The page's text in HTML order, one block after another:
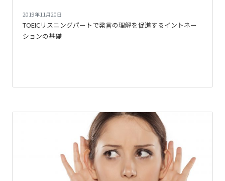
2019年11月20日
TOEICリスニングパートで発言の理解を促進するイントネー
ションの基礎